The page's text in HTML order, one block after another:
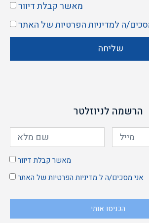
מאשר קבלת דיוור
ה למדיניות הפרטיותשל האתר
שליחה
הרשמה לניוזלטר
מאשר קבלת דיוור
אני מסכים/ה ל מדיניות הפרטיות של האתר
הכניסו אותי